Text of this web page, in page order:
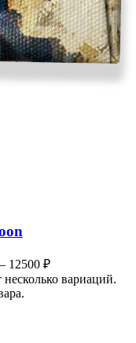
12500 ₽
вариаций.